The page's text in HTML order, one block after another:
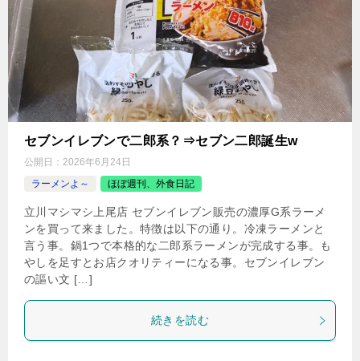
セブンイレブンで二郎系？⇒セブン二郎誕生w
公開日： 2026年6月24日
ラーメンよ～
ほぼ週刊、外食日記
立川マシマシ上尾店 セブンイレブン販売の濃厚G系ラーメ
ンを買って来ました。特徴は以下の通り。冷凍ラーメンと
言う事。鍋1つで本格的な二郎系ラーメンが完成する事。も
やしを足すとお店クオリティーになる事。セブンイレブン
の謳い文 […]
続きを読む